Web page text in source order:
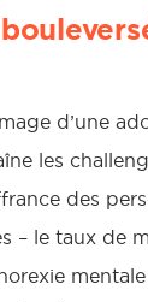
d’une
les
des
– le taux de